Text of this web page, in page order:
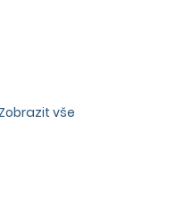
Zobrazit vše